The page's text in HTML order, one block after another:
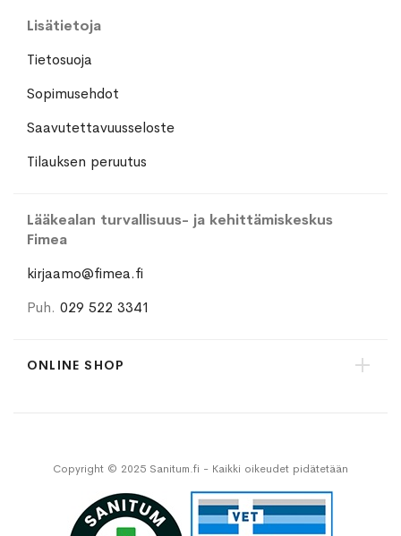
Lisätietoja
Tietosuoja
Sopimusehdot
Saavutettavuusseloste
Tilauksen peruutus
Lääkealan turvallisuus- ja kehittämiskeskus
Fimea
kirjaamo@fimea.fi
Puh. 029 522 3341
ONLINE SHOP
Copyright © 2025 Sanitum.fi - Kaikki oikeudet pidätetään